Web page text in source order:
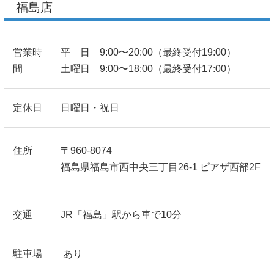
福島店
営業時
間
平 日 9:00〜20:00（最終受付19:00）
土曜日 9:00〜18:00（最終受付17:00）
定休日 日曜日・祝日
住所
〒960-8074
福島県福島市西中央三丁目26-1 ピアザ西部2F
交通 JR「福島」駅から車で10分
駐車場 あり